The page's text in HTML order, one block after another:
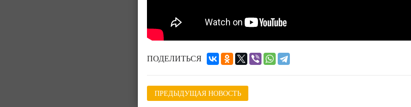
ПОДЕЛИТЬСЯ
ПРЕДЫДУЩАЯ НОВОСТЬ